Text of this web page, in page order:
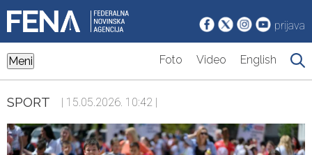
prijava
Meni Foto Video English
SPORT | 15.05.2026. 10:42 |